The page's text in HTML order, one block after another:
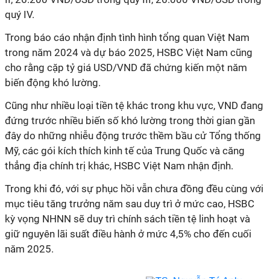
quý IV.
Trong báo cáo nhận định tình hình tổng quan Việt Nam
trong năm 2024 và dự báo 2025, HSBC Việt Nam cũng
cho rằng cặp tỷ giá USD/VND đã chứng kiến một năm
biến động khó lường.
Cũng như nhiều loại tiền tệ khác trong khu vực, VND đang
đứng trước nhiều biến số khó lường trong thời gian gần
đây do những nhiễu động trước thềm bầu cử Tổng thống
Mỹ, các gói kích thích kinh tế của Trung Quốc và căng
thẳng địa chính trị khác, HSBC Việt Nam nhận định.
Trong khi đó, với sự phục hồi vẫn chưa đồng đều cùng với
mục tiêu tăng trưởng năm sau duy trì ở mức cao, HSBC
kỳ vọng NHNN sẽ duy trì chính sách tiền tệ linh hoạt và
giữ nguyên lãi suất điều hành ở mức 4,5% cho đến cuối
năm 2025.